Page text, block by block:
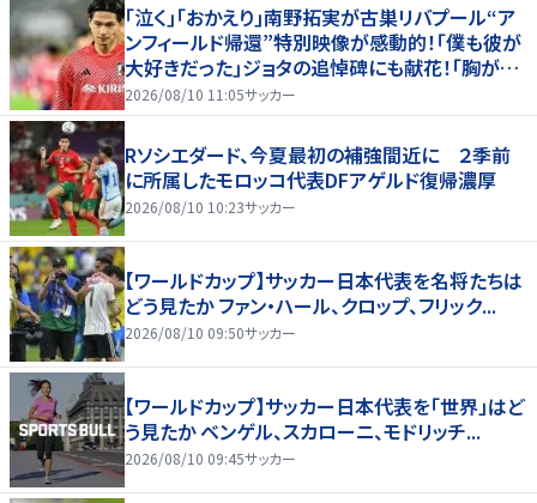
｢泣く｣｢おかえり｣南野拓実が古巣リバプール“ア
ンフィールド帰還”特別映像が感動的！｢僕も彼が
大好きだった｣ジョタの追悼碑にも献花！｢胸が熱
くなります…｣
2026/08/10 11:05サッカー
Rソシエダード、今夏最初の補強間近に ２季前
に所属したモロッコ代表DFアゲルド復帰濃厚
2026/08/10 10:23サッカー
【ワールドカップ】サッカー日本代表を名将たちは
どう見たか ファン・ハール、クロップ、フリック...
2026/08/10 09:50サッカー
【ワールドカップ】サッカー日本代表を「世界」はど
う見たか ベンゲル、スカローニ、モドリッチ...
2026/08/10 09:45サッカー